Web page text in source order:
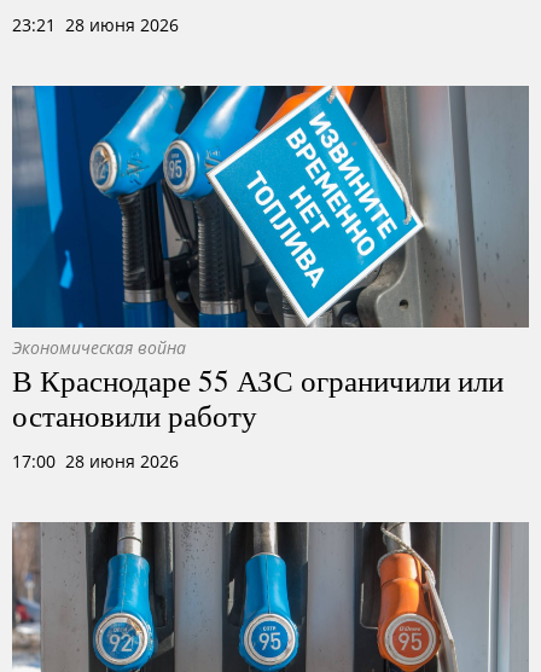
23:21 28 июня 2026
Экономическая война
В Краснодаре 55 АЗС ограничили или
остановили работу
17:00 28 июня 2026